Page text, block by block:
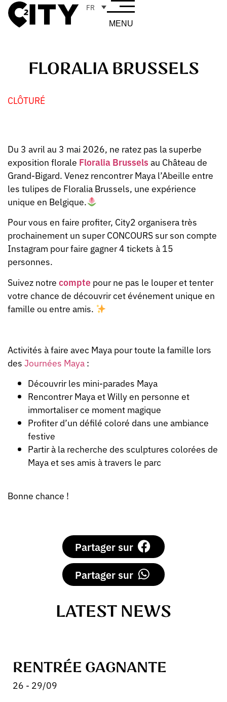
FR
MENU
FLORALIA BRUSSELS
CLÔTURÉ
Du 3 avril au 3 mai 2026, ne ratez pas la superbe
exposition florale Floralia Brussels au Château de
Grand-Bigard. Venez rencontrer Maya l’Abeille entre
les tulipes de Floralia Brussels, une expérience
unique en Belgique.
Pour vous en faire profiter, City2 organisera très
prochainement un super CONCOURS sur son compte
Instagram pour faire gagner 4 tickets à 15
personnes.
Suivez notre compte pour ne pas le louper et tenter
votre chance de découvrir cet événement unique en
famille ou entre amis.
Activités à faire avec Maya pour toute la famille lors
des Journées Maya :
Découvrir les mini-parades Maya
Rencontrer Maya et Willy en personne et
immortaliser ce moment magique
Profiter d’un défilé coloré dans une ambiance
festive
Partir à la recherche des sculptures colorées de
Maya et ses amis à travers le parc
Bonne chance !
Partager sur
Partager sur
LATEST NEWS
RENTRÉE GAGNANTE
26 - 29/09